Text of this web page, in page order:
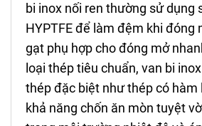
bi inox nối ren thường sử dụng
HYPTFE để làm đệm khi đóng
gạt phụ hợp cho đóng mở
loại thép tiêu chuẩn, van bi
thép đặc biệt như thép có hàm
khả năng chốn ăn mòn tuyệt